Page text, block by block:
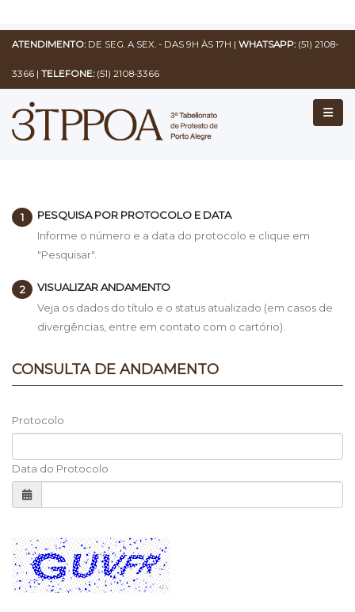
ATENDIMENTO:DE SEG. A SEX. - DAS 9H ÀS 17H | WHATSAPP:(51) 2108-
3366 | TELEFONE:(51) 2108-3366
PESQUISA POR PROTOCOLO E DATA
Informe o número e a data do protocolo e clique em
"Pesquisar".
VISUALIZAR ANDAMENTO
Veja os dados do título e o status atualizado (em casos de
divergências, entre em contato com o cartório).
CONSULTA DE ANDAMENTO
Protocolo
Data do Protocolo